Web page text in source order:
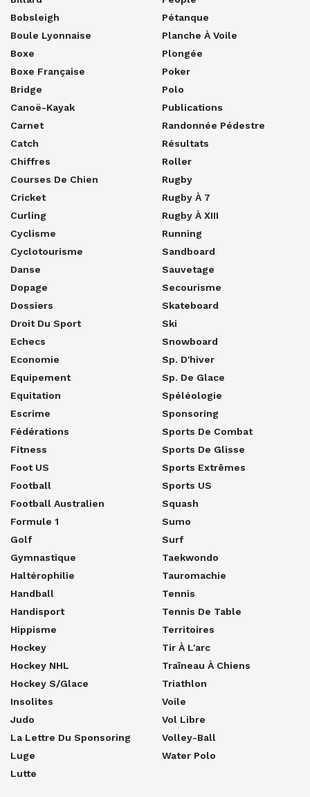
Bobsleigh
Boule Lyonnaise
Boxe
Boxe Française
Bridge
Canoë-Kayak
Carnet
Catch
Chiffres
Courses De Chien
Cricket
Curling
Cyclisme
Cyclotourisme
Danse
Dopage
Dossiers
Droit Du Sport
Echecs
Economie
Equipement
Equitation
Escrime
Fédérations
Fitness
Foot US
Football
Football Australien
Formule 1
Golf
Gymnastique
Haltérophilie
Handball
Handisport
Hippisme
Hockey
Hockey NHL
Hockey S/glace
Insolites
Judo
La Lettre Du Sponsoring
Luge
Lutte
Pétanque
Planche À Voile
Plongée
Poker
Polo
Publications
Randonnée Pédestre
Résultats
Roller
Rugby
Rugby À 7
Rugby À XIII
Running
Sandboard
Sauvetage
Secourisme
Skateboard
Ski
Snowboard
Sp. D'hiver
Sp. De Glace
Spéléologie
Sponsoring
Sports De Combat
Sports De Glisse
Sports Extrêmes
Sports US
Squash
Sumo
Surf
Taekwondo
Tauromachie
Tennis
Tennis De Table
Territoires
Tir À L'arc
Traîneau À Chiens
Triathlon
Voile
Vol Libre
Volley-Ball
Water Polo